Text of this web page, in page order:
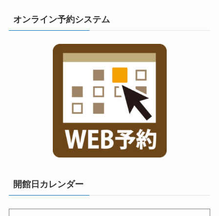
オンライン予約システム
開館日カレンダー